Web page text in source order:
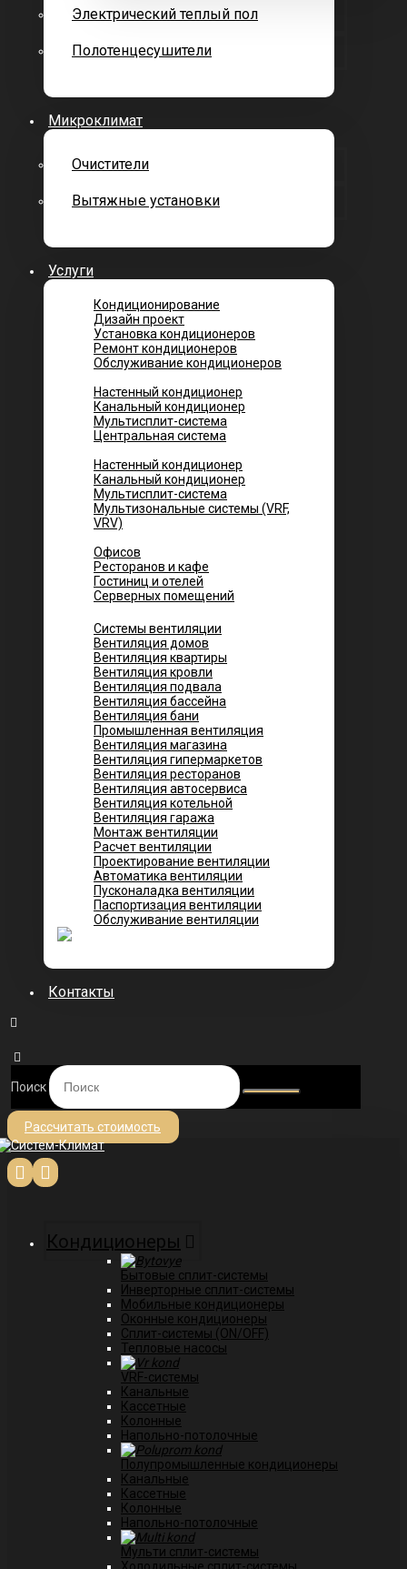
Электрический теплый пол
Полотенцесушители
Микроклимат
Очистители
Вытяжные установки
Услуги
Кондиционирование
Дизайн проект
Установка кондиционеров
Ремонт кондиционеров
Обслуживание кондиционеров
Настенный кондиционер
Канальный кондиционер
Мультисплит-система
Центральная система
Настенный кондиционер
Канальный кондиционер
Мультисплит-система
Мультизональные системы (VRF,
VRV)
Офисов
Ресторанов и кафе
Гостиниц и отелей
Серверных помещений
Системы вентиляции
Вентиляция домов
Вентиляция квартиры
Вентиляция кровли
Вентиляция подвала
Вентиляция бассейна
Вентиляция бани
Промышленная вентиляция
Вентиляция магазина
Вентиляция гипермаркетов
Вентиляция ресторанов
Вентиляция автосервиса
Вентиляция котельной
Вентиляция гаража
Монтаж вентиляции
Расчет вентиляции
Проектирование вентиляции
Автоматика вентиляции
Пусконаладка вентиляции
Паспортизация вентиляции
Обслуживание вентиляции
Контакты
Поиск
Рассчитать стоимость
Кондиционеры
Бытовые сплит-системы
Инверторные сплит-системы
Мобильные кондиционеры
Оконные кондиционеры
Сплит-системы (ON/OFF)
Тепловые насосы
VRF-системы
Канальные
Касcетные
Колонные
Напольно-потолочные
Полупромышленные кондиционеры
Канальные
Кассетные
Колонные
Напольно-потолочные
Мульти сплит-системы